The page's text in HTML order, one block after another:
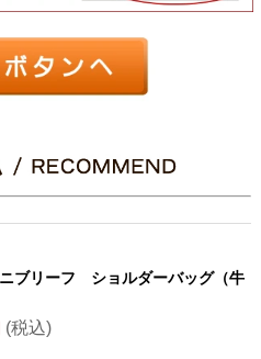
ブリーフ ショルダーバッグ（牛
(税込)